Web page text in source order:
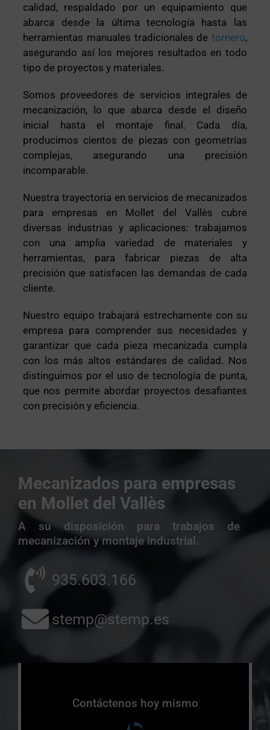
calidad, respaldado por un equipamiento que
abarca desde la última tecnología hasta las
herramientas manuales tradicionales de tornero,
asegurando así los mejores resultados en todo
tipo de proyectos y materiales.
Somos proveedores de servicios integrales de
mecanización, lo que abarca desde el diseño
inicial hasta el montaje final. Cada día,
producimos cientos de piezas con geometrías
complejas, asegurando una precisión
incomparable.
Nuestra trayectoria en servicios de mecanizados
para empresas en Mollet del Vallès cubre
diversas industrias y aplicaciones: trabajamos
con una amplia variedad de materiales y
herramientas, para fabricar piezas de alta
precisión que satisfacen las demandas de cada
cliente.
Nuestro equipo trabajará estrechamente con su
empresa para comprender sus necesidades y
garantizar que cada pieza mecanizada cumpla
con los más altos estándares de calidad. Nos
distinguimos por el uso de tecnología de punta,
que nos permite abordar proyectos desafiantes
con precisión y eficiencia.
Mecanizados para empresas
en Mollet del Vallès
A su disposición para trabajos de
mecanización y montaje industrial.
935.603.166
stemp@stemp.es
Contáctenos hoy mismo